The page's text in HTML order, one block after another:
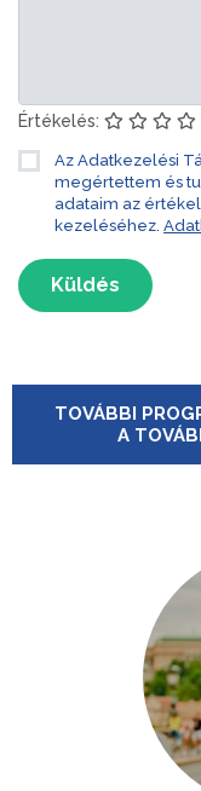
Értékelés:
Az Adatkezelési
megértettem és
adataim az
kezeléséhez.
Küldés
TOVÁBBI
A